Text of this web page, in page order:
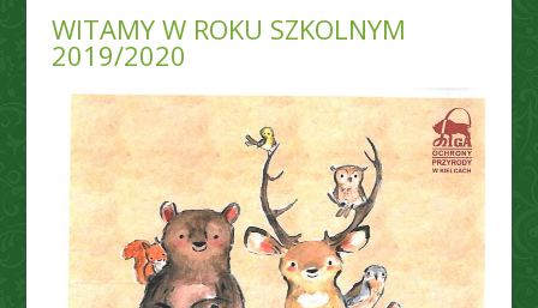
WITAMY W ROKU SZKOLNYM
2019/2020